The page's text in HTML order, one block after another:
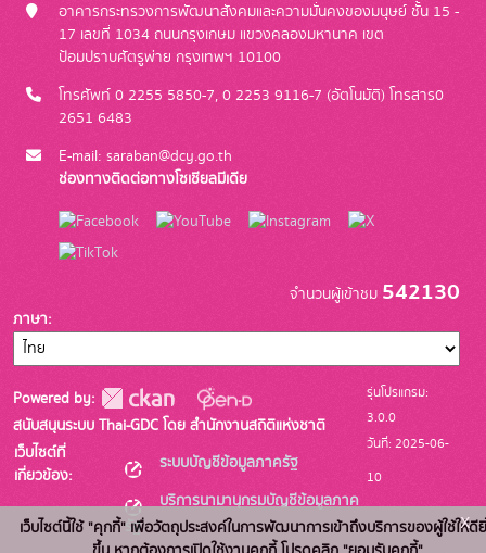
อาคารกระทรวงการพัฒนาสังคมและความมั่นคงของมนุษย์ ชั้น 15 -
17 เลขที่ 1034 ถนนกรุงเกษม แขวงคลองมหานาค เขต
ป้อมปราบศัตรูพ่าย กรุงเทพฯ 10100
โทรศัพท์ 0 2255 5850-7, 0 2253 9116-7 (อัตโนมัติ) โทรสาร0
2651 6483
E-mail: saraban@dcy.go.th
ช่องทางติดต่อทางโซเชียลมีเดีย
จำนวนผู้เข้าชม 542130
ภาษา
Powered by:
สนับสนุนระบบ Thai-GDC โดย สำนักงานสถิติแห่งชาติ
เว็บไซต์ที่
เกี่ยวข้อง:
ระบบบัญชีข้อมูลภาครัฐ
บริการนามานุกรมบัญชีข้อมูลภาค
รัฐ
รุ่นโปรแกรม:
3.0.0
วันที่: 2025-06-
10
เว็บไซต์นี้ใช้ "คุกกี้" เพื่อวัตถุประสงค์ในการพัฒนาการเข้าถึงบริการของผู้ใช้ให้ดี
x